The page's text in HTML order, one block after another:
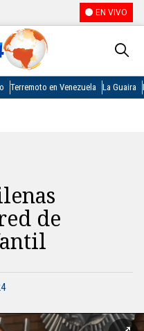
EN VIVO
Terremoto en Venezuela La Guaira
de